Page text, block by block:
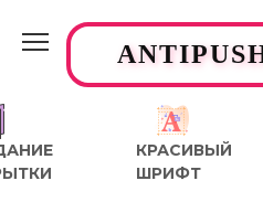
содержанию
КРАСИВЫЙ
ШРИФТ